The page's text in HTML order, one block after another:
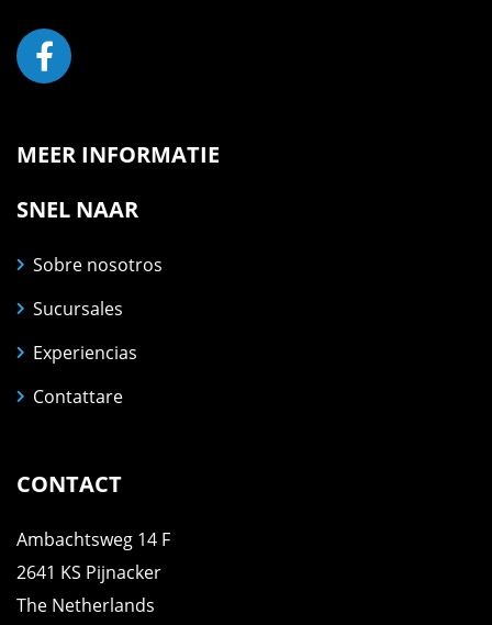
MEER INFORMATIE
SNEL NAAR
Sobre nosotros
Sucursales
Experiencias
Contattare
CONTACT
Ambachtsweg 14 F
2641 KS Pijnacker
The Netherlands